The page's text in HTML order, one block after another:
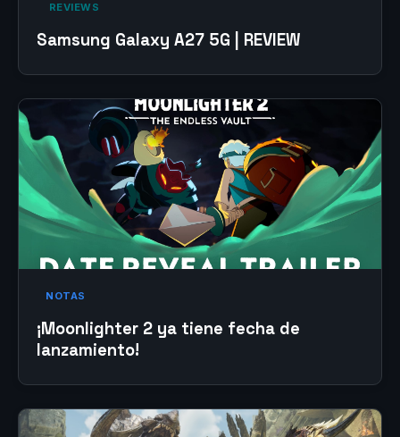
‎ REVIEWS‎
Samsung Galaxy A27 5G | REVIEW
NOTAS
¡Moonlighter 2 ya tiene fecha de
lanzamiento!